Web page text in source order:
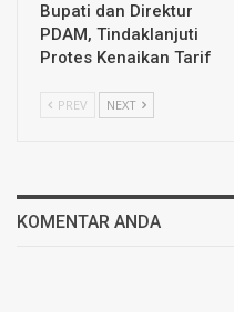
Bupati dan Direktur
PDAM, Tindaklanjuti
Protes Kenaikan Tarif
PREV NEXT
KOMENTAR ANDA